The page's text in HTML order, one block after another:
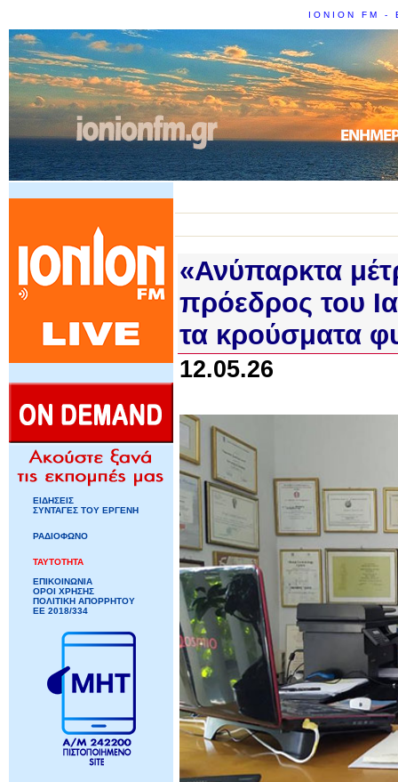
IONION FM -
ΕΙΔΗΣΕΙΣ
ΣΥΝΤΑΓΕΣ ΤΟΥ ΕΡΓΕΝΗ
ΡΑΔΙΟΦΩΝΟ
ΤΑΥΤΟΤΗΤΑ
ΕΠΙΚΟΙΝΩΝΙΑ
ΟΡΟΙ ΧΡΗΣΗΣ
ΠΟΛΙΤΙΚΗ ΑΠΟΡΡΗΤΟΥ
ΕΕ 2018/334
«Ανύπαρκτα
πρόεδρος του
τα κρούσματα
12.05.26